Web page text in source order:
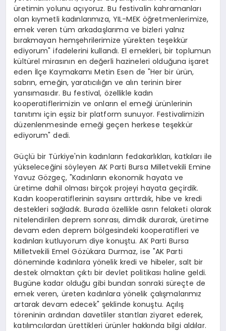
üretimin yolunu açıyoruz. Bu festivalin kahramanları
olan kıymetli kadınlarımıza, YIL-MEK öğretmenlerimize,
emek veren tüm arkadaşlarıma ve bizleri yalnız
bırakmayan hemşehrilerimize yürekten teşekkür
ediyorum" ifadelerini kullandı. El emekleri, bir toplumun
kültürel mirasının en değerli hazineleri olduğuna işaret
eden İlçe Kaymakamı Metin Esen de "Her bir ürün,
sabrın, emeğin, yaratıcılığın ve alın terinin birer
yansımasıdır. Bu festival, özellikle kadın
kooperatiflerimizin ve onların el emeği ürünlerinin
tanıtımı için eşsiz bir platform sunuyor. Festivalimizin
düzenlenmesinde emeği geçen herkese teşekkür
ediyorum" dedi.
Güçlü bir Türkiye'nin kadınların fedakarlıkları, katkıları ile
yükseleceğini söyleyen AK Parti Bursa Milletvekili Emine
Yavuz Gözgeç, "Kadınların ekonomik hayata ve
üretime dahil olması birçok projeyi hayata geçirdik.
Kadın kooperatiflerinin sayısını arttırdık, hibe ve kredi
destekleri sağladık. Burada özellikle asrın felaketi olarak
nitelendirilen deprem sonrası, dimdik durarak, üretime
devam eden deprem bölgesindeki kooperatifleri ve
kadınları kutluyorum diye konuştu. AK Parti Bursa
Milletvekili Emel Gözükara Durmaz, ise "AK Parti
döneminde kadınlara yönelik kredi ve hibeler, salt bir
destek olmaktan çıktı bir devlet politikası haline geldi.
Bugüne kadar olduğu gibi bundan sonraki süreçte de
emek veren, üreten kadınlara yönelik çalışmalarımız
artarak devam edecek" şeklinde konuştu. Açılış
töreninin ardından davetliler stantları ziyaret ederek,
katılımcılardan ürettikleri ürünler hakkında bilgi aldılar.